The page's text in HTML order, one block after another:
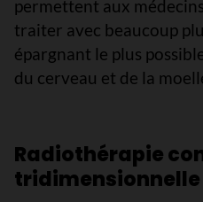
permettent aux
traiter avec beaucoup
épargnant le plus
du cerveau et de la
Radiothérapie
tridimensionnelle